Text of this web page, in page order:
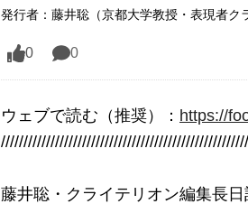
発行者：藤井聡（京都大学教授・表現者ク
0 0
ウェブで読む（推奨）： https://
藤井聡・クライテリオン編集長